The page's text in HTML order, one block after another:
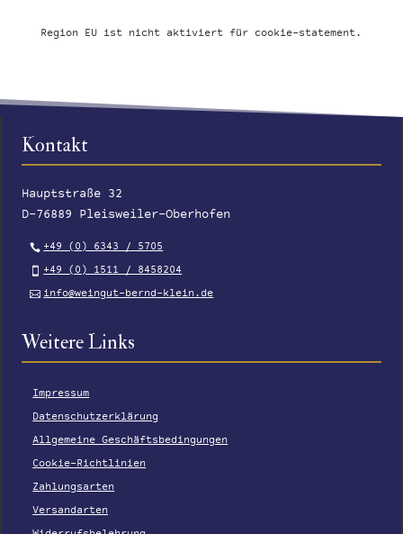
Region EU ist nicht aktiviert für cookie-statement.
Kontakt
Hauptstraße 32
D-76889 Pleisweiler-Oberhofen
+49 (0) 6343 / 5705
+49 (0) 1511 / 8458204
info@weingut-bernd-klein.de
Weitere Links
Impressum
Datenschutzerklärung
Allgemeine Geschäftsbedingungen
Cookie-Richtlinien
Zahlungsarten
Versandarten